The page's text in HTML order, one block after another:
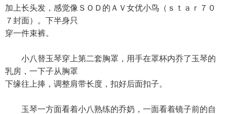
加上长头发，感觉像ＳＯＤ的ＡＶ女优小鸟（ｓｔａｒ７０
７封面）。下半身只
穿一件束裤。
小八替玉琴穿上第二套胸罩，用手在罩杯内乔了玉琴的
乳房，一下子从胸罩
下缘往上捧，调整肩带长度，扣好后面扣子。
玉琴一方面看着小八熟练的乔奶，一面看着镜子前的自